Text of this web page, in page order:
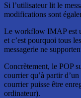
Si l’utilisateur lit le
modifications sont
Le workflow IMAP est
et c’est pourquoi tous
messagerie ne
Concrètement, le POP
courrier qu’à partir
courrier puisse être
ordinateur).